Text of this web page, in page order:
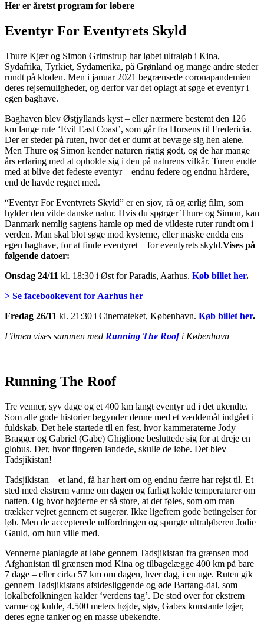
Her er åretst program for løbere
Eventyr For Eventyrets Skyld
Thure Kjær og Simon Grimstrup har løbet ultraløb i Kina,
Sydafrika, Tyrkiet, Sydamerika, på Grønland og mange andre steder
rundt på kloden. Men i januar 2021 begrænsede coronapandemien
deres rejsemuligheder, og derfor var det oplagt at søge et eventyr i
egen baghave.
Baghaven blev Østjyllands kyst – eller nærmere bestemt den 126
km lange rute ‘Evil East Coast’, som går fra Horsens til Fredericia.
Der er steder på ruten, hvor det er dumt at bevæge sig hen alene.
Men Thure og Simon kender naturen rigtig godt, og de har mange
års erfaring med at opholde sig i den på naturens vilkår. Turen endte
med at blive det fedeste eventyr – endnu federe og endnu hårdere,
end de havde regnet med.
“Eventyr For Eventyrets Skyld” er en sjov, rå og ærlig film, som
hylder den vilde danske natur. Hvis du spørger Thure og Simon, kan
Danmark nemlig sagtens hamle op med de vildeste ruter rundt om i
verden. Man skal blot søge mod kysterne, eller måske endda ens
egen baghave, for at finde eventyret – for eventyrets skyld.Vises på
følgende datoer:
Onsdag 24/11 kl. 18:30 i Øst for Paradis, Aarhus. Køb billet her.
> Se facebookevent for Aarhus her
Fredag 26/11 kl. 21:30 i Cinemateket, København. Køb billet her.
Filmen vises sammen med Running The Roofi København
Running The Roof
Tre venner, syv dage og et 400 km langt eventyr ud i det ukendte.
Som alle gode historier begynder denne med et væddemål indgået i
fuldskab. Det hele startede til en fest, hvor kammeraterne Jody
Bragger og Gabriel (Gabe) Ghiglione besluttede sig for at dreje en
globus. Der, hvor fingeren landede, skulle de løbe. Det blev
Tadsjikistan!
Tadsjikistan – et land, få har hørt om og endnu færre har rejst til. Et
sted med ekstrem varme om dagen og farligt kolde temperaturer om
natten. Og hvor højderne er så store, at det føles, som om man
trækker vejret gennem et sugerør. Ikke ligefrem gode betingelser for
løb. Men de accepterede udfordringen og spurgte ultraløberen Jodie
Gauld, om hun ville med.
Vennerne planlagde at løbe gennem Tadsjikistan fra grænsen mod
Afghanistan til grænsen mod Kina og tilbagelægge 400 km på bare
7 dage – eller cirka 57 km om dagen, hver dag, i en uge. Ruten gik
gennem Tadsjikistans afsidesliggende og øde Bartang-dal, som
lokalbefolkningen kalder ‘verdens tag’. De stod over for ekstrem
varme og kulde, 4.500 meters højde, støv, Gabes konstante løjer,
deres egne tanker og en masse ubekendte.